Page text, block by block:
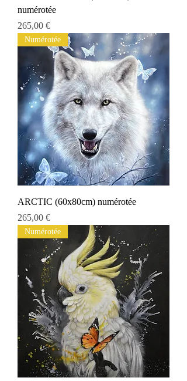
numérotée
Prix
265,00 €
Numérotée
ARCTIC (60x80cm) numérotée
Prix
265,00 €
Numérotée